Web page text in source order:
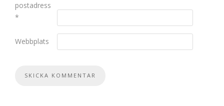
postadress
*
Webbplats